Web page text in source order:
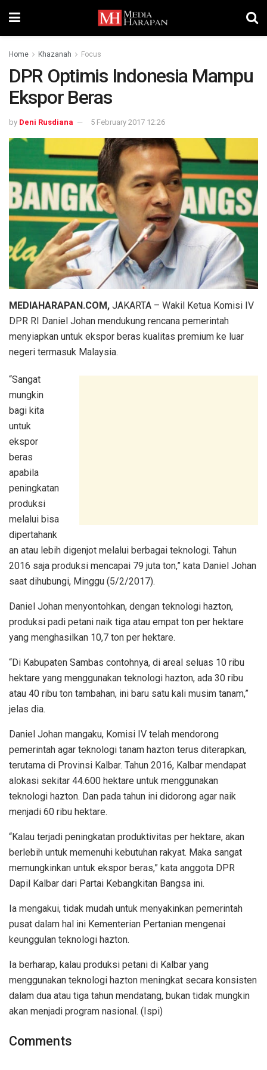
Home Khazanah Focus
DPR Optimis Indonesia Mampu
Ekspor Beras
by Deni Rusdiana 5 February 2017 12:26
MEDIAHARAPAN.COM, JAKARTA – Wakil Ketua Komisi IV
DPR RI Daniel Johan mendukung rencana pemerintah
menyiapkan untuk ekspor beras kualitas premium ke luar
negeri termasuk Malaysia.
“Sangat
mungkin
bagi kita
untuk
ekspor
beras
apabila
peningkatan
produksi
melalui bisa
dipertahank
an atau lebih digenjot melalui berbagai teknologi. Tahun
2016 saja produksi mencapai 79 juta ton,” kata Daniel Johan
saat dihubungi, Minggu (5/2/2017).
Daniel Johan menyontohkan, dengan teknologi hazton,
produksi padi petani naik tiga atau empat ton per hektare
yang menghasilkan 10,7 ton per hektare.
“Di Kabupaten Sambas contohnya, di areal seluas 10 ribu
hektare yang menggunakan teknologi hazton, ada 30 ribu
atau 40 ribu ton tambahan, ini baru satu kali musim tanam,”
jelas dia.
Daniel Johan mangaku, Komisi IV telah mendorong
pemerintah agar teknologi tanam hazton terus diterapkan,
terutama di Provinsi Kalbar. Tahun 2016, Kalbar mendapat
alokasi sekitar 44.600 hektare untuk menggunakan
teknologi hazton. Dan pada tahun ini didorong agar naik
menjadi 60 ribu hektare.
“Kalau terjadi peningkatan produktivitas per hektare, akan
berlebih untuk memenuhi kebutuhan rakyat. Maka sangat
memungkinkan untuk ekspor beras,” kata anggota DPR
Dapil Kalbar dari Partai Kebangkitan Bangsa ini.
Ia mengakui, tidak mudah untuk menyakinkan pemerintah
pusat dalam hal ini Kementerian Pertanian mengenai
keunggulan teknologi hazton.
Ia berharap, kalau produksi petani di Kalbar yang
menggunakan teknologi hazton meningkat secara konsisten
dalam dua atau tiga tahun mendatang, bukan tidak mungkin
akan menjadi program nasional. (Ispi)
Comments